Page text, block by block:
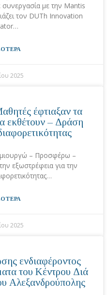
συνεργασία με την Mantis
τον DUTh Innovation
2025
έφτιαξαν τα
εκθέτουν – Δράση
– Προσφέρω –
εξωστρέφεια για την
2025
ενδιαφέροντος
του Κέντρου Διά
Αλεξανδρούπολης